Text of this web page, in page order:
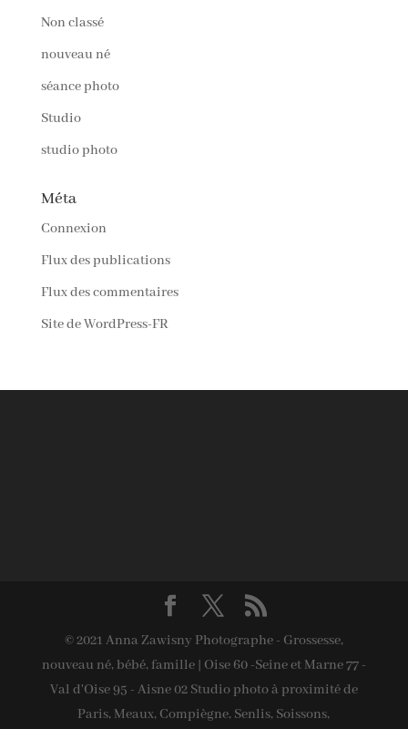
Non classé
nouveau né
séance photo
Studio
studio photo
Méta
Connexion
Flux des publications
Flux des commentaires
Site de WordPress-FR
© 2021 Anna Zawisny Photographe - Grossesse,
nouveau né, bébé, famille | Oise 60 -Seine et Marne 77 -
Val d'Oise 95 - Aisne 02 Studio photo à proximité de
Paris, Meaux, Compiègne, Senlis, Soissons,